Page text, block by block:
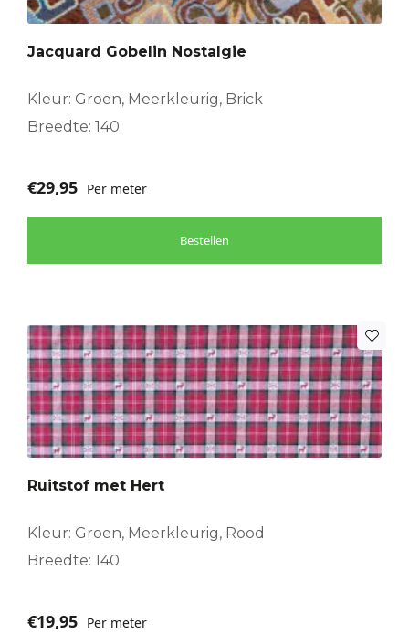
Jacquard Gobelin Nostalgie
Kleur: Groen, Meerkleurig, Brick
Breedte: 140
€29,95 Per meter
Bestellen
Ruitstof met Hert
Kleur: Groen, Meerkleurig, Rood
Breedte: 140
€19,95 Per meter